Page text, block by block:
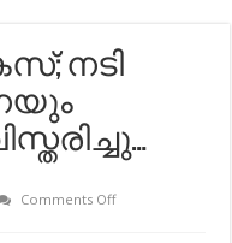
നടി
Comments Offon